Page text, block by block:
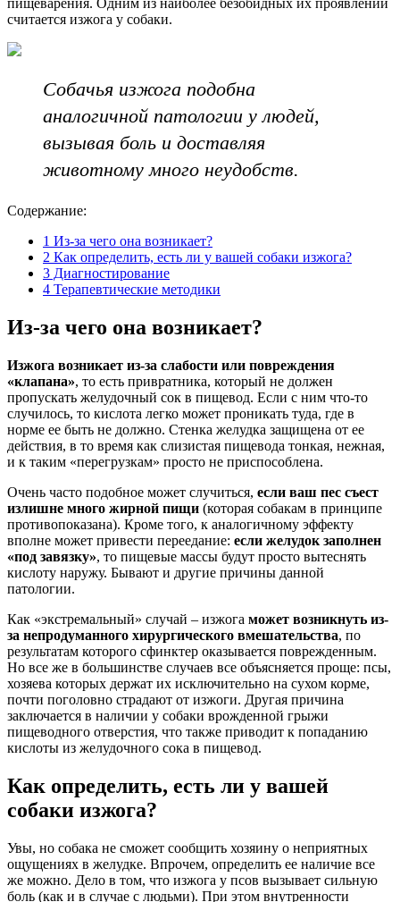
пищеварения. Одним из наиболее безобидных их проявлений
считается изжога у собаки.
Собачья изжога подобна
аналогичной патологии у людей,
вызывая боль и доставляя
животному много неудобств.
Содержание:
1 Из-за чего она возникает?
2 Как определить, есть ли у вашей собаки изжога?
3 Диагностирование
4 Терапевтические методики
Из-за чего она возникает?
Изжога возникает из-за слабости или повреждения
«клапана», то есть привратника, который не должен
пропускать желудочный сок в пищевод. Если с ним что-то
случилось, то кислота легко может проникать туда, где в
норме ее быть не должно. Стенка желудка защищена от ее
действия, в то время как слизистая пищевода тонкая, нежная,
и к таким «перегрузкам» просто не приспособлена.
Очень часто подобное может случиться, если ваш пес съест
излишне много жирной пищи (которая собакам в принципе
противопоказана). Кроме того, к аналогичному эффекту
вполне может привести переедание: если желудок заполнен
«под завязку», то пищевые массы будут просто вытеснять
кислоту наружу. Бывают и другие причины данной
патологии.
Как «экстремальный» случай – изжога может возникнуть из-
за непродуманного хирургического вмешательства, по
результатам которого сфинктер оказывается поврежденным.
Но все же в большинстве случаев все объясняется проще: псы,
хозяева которых держат их исключительно на сухом корме,
почти поголовно страдают от изжоги. Другая причина
заключается в наличии у собаки врожденной грыжи
пищеводного отверстия, что также приводит к попаданию
кислоты из желудочного сока в пищевод.
Как определить, есть ли у вашей
собаки изжога?
Увы, но собака не сможет сообщить хозяину о неприятных
ощущениях в желудке. Впрочем, определить ее наличие все
же можно. Дело в том, что изжога у псов вызывает сильную
боль (как и в случае с людьми). При этом внутренности